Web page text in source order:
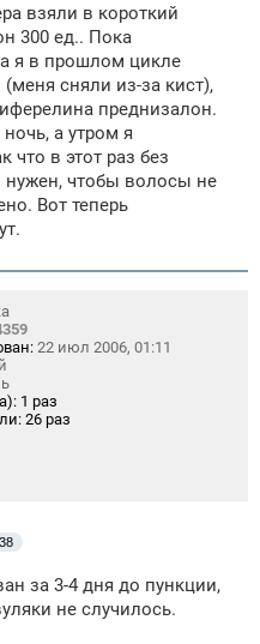
взяли в короткий
300 ед.. Пока
я в прошлом цикле
сняли из-за кист),
преднизалон.
а утром я
что в этот раз без
чтобы волосы не
Вот теперь
22 июл 2006, 01:11
1 раз
26 раз
за 3-4 дня до пункции,
не случилось.